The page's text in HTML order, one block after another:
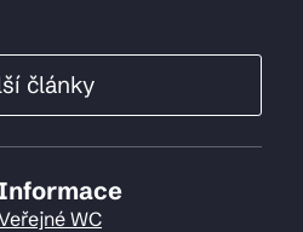
články
WC